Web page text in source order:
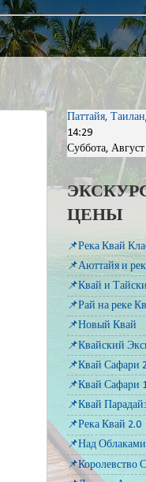
Паттайя,
14:29
Суббота,
ЦЕНЫ
📌Река Квай
📌Аюттайя и
📌Квай и
📌Рай на реке
📌Новый Квай
📌Квайский
📌Квай Сафари
📌Квай Сафари
📌Квай
📌Река Квай 2.0
📌Над Облаками
📌Королевство